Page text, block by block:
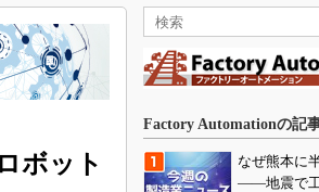
ボット
Factory Automationの記
なぜ熊本に
――地震で工